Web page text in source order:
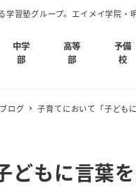
習塾グループ。エイメイ学院・
中学
部
高等
部
予備
校
ログ 子育てにおいて「子ども
どもに言葉